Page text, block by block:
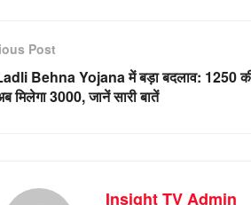
Post
Behna Yojana में बड़ा बदलाव: 1250
मिलेगा 3000, जानें सारी बातें
Insight TV Admin